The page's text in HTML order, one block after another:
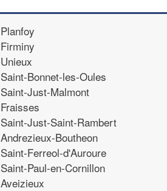
Planfoy
Firminy
Unieux
Saint-Bonnet-les-Oules
Saint-Just-Malmont
Fraisses
Saint-Just-Saint-Rambert
Andrezieux-Boutheon
Saint-Ferreol-d'Auroure
Saint-Paul-en-Cornillon
Aveizieux